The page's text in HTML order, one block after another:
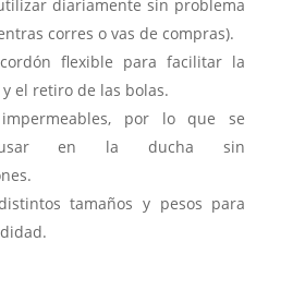
diariamente sin problema
corres o vas de compras).
flexible para facilitar la
el retiro de las bolas.
por lo que se
usar en la ducha sin
tamaños y pesos para